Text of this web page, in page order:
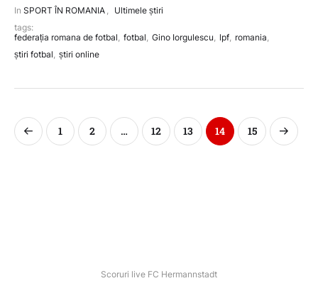
In SPORT ÎN ROMANIA , Ultimele știri
tags:
federația romana de fotbal, fotbal, Gino Iorgulescu, lpf, romania,
știri fotbal, știri online
1 2 … 12 13 14 15
Scoruri live FC Hermannstadt